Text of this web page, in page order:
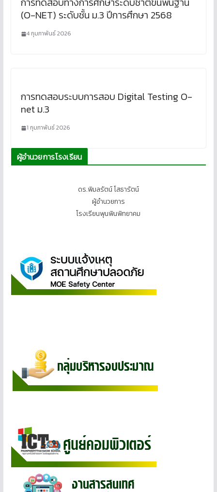
(O-NET) ระดับชั้น ม.3 ปีการศึกษา 2568
4 กุมภาพันธ์ 2026
การทดสอบระบบการสอบ Digital Testing O-
net ม.3
1 กุมภาพันธ์ 2026
ผู้อำนวยการโรงเรียน
ดร.พิมลรัตน์ โสธารัตน์
ผู้อำนวยการ
โรงเรียนพุนพินพิทยาคม